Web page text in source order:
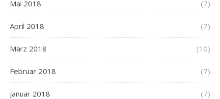
Mai 2018 (7)
April 2018 (7)
März 2018 (10)
Februar 2018 (7)
Januar 2018 (7)